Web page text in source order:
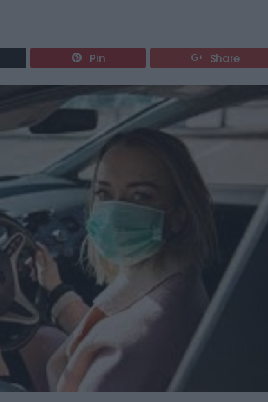
Pin Share